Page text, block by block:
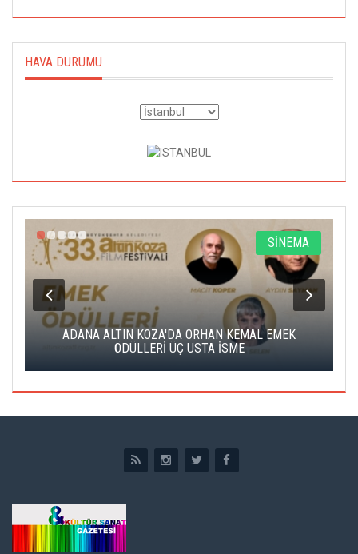
HAVA DURUMU
SİNEMA
ADANA ALTIN KOZA'DA ORHAN KEMAL EMEK
ÖDÜLLERİ ÜÇ USTA İSME